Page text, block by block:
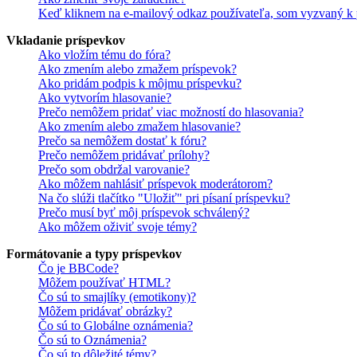
Keď kliknem na e-mailový odkaz používateľa, som vyzvaný k
Vkladanie príspevkov
Ako vložím tému do fóra?
Ako zmením alebo zmažem príspevok?
Ako pridám podpis k môjmu príspevku?
Ako vytvorím hlasovanie?
Prečo nemôžem pridať viac možností do hlasovania?
Ako zmením alebo zmažem hlasovanie?
Prečo sa nemôžem dostať k fóru?
Prečo nemôžem pridávať prílohy?
Prečo som obdržal varovanie?
Ako môžem nahlásiť príspevok moderátorom?
Na čo slúži tlačítko "Uložiť" pri písaní príspevku?
Prečo musí byť môj príspevok schválený?
Ako môžem oživiť svoje témy?
Formátovanie a typy príspevkov
Čo je BBCode?
Môžem používať HTML?
Čo sú to smajlíky (emotikony)?
Môžem pridávať obrázky?
Čo sú to Globálne oznámenia?
Čo sú to Oznámenia?
Čo sú to dôležité témy?